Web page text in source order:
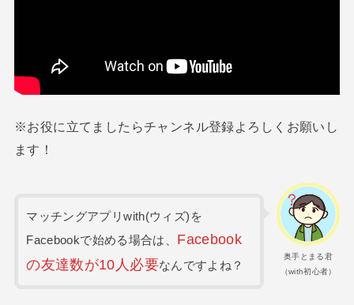
※お役に立てましたらチャンネル登録よろしくお願いし
ます！
奥手とまる君
（with初心者）
マッチングアプリwith(ウィズ)を
Facebookで始める場合は、 Facebook
の友達数が10人必要なんですよね？